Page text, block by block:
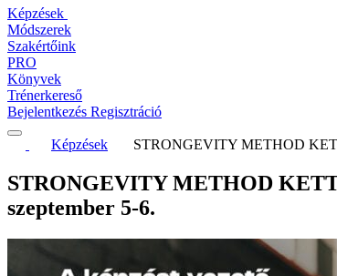
Képzések
Módszerek
Szakértőink
PRO
Könyvek
Trénerkereső
Bejelentkezés Regisztráció
Képzések STRONGEVITY METHOD
STRONGEVITY METHOD
szeptember 5-6.